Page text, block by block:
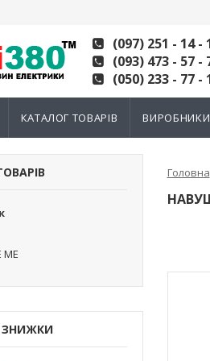
(097) 251 - 14 -
(093) 473 - 57 -
(050) 233 - 77 -
КАТАЛОГ ТОВАРІВ ВИРОБНИКИ
ME
ЗНИЖКИ
Головна